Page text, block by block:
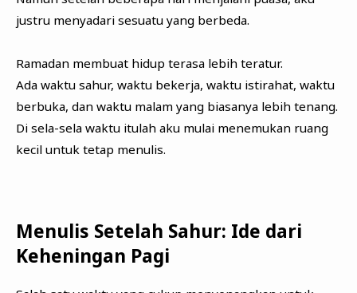
justru menyadari sesuatu yang berbeda.
Ramadan membuat hidup terasa lebih teratur.
Ada waktu sahur, waktu bekerja, waktu istirahat, waktu
berbuka, dan waktu malam yang biasanya lebih tenang.
Di sela-sela waktu itulah aku mulai menemukan ruang
kecil untuk tetap menulis.
Menulis Setelah Sahur: Ide dari
Keheningan Pagi